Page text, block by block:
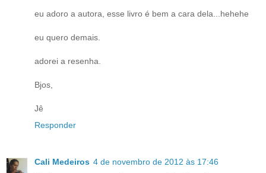
eu adoro a autora, esse livro é bem a cara dela...hehehe
eu quero demais.
adorei a resenha.
Bjos,
Jê
Responder
Cali Medeiros 4 de novembro de 2012 às 17:46